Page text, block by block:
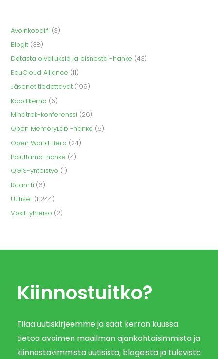
Avoinkoodi.fi (3)
Blogit (38)
Datasta oivalluksia ja bisnestä -hanke (43)
EduCloud Alliance (11)
Jäsenet tiedottavat (199)
Koodikerho (6)
Mindtrek-konferenssi (26)
Open MemoryLab -hanke (6)
Open World Hero (24)
Poluttamo-hanke (4)
QGIS-yhteistyö (1)
Roam.fi (6)
Uutiset (1 244)
Voxit-yhteisö (2)
Kiinnostuitko?
Tilaa uutiskirjeemme ja saat kerran kuussa
tietoa avoimen maailman ajankohtaisimmista ja
kiinnostavimmista uutisista, blogeista ja tulevista